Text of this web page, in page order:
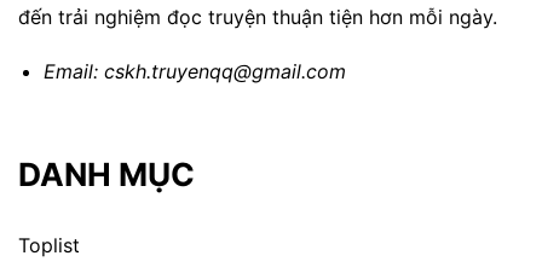
đến trải nghiệm đọc truyện thuận tiện hơn mỗi ngày.
Email: cskh.truyenqq@gmail.com
DANH MỤC
Toplist